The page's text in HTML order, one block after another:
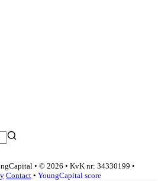
• © 2026 • KvK nr: 34330199 •
Contact • YoungCapital score